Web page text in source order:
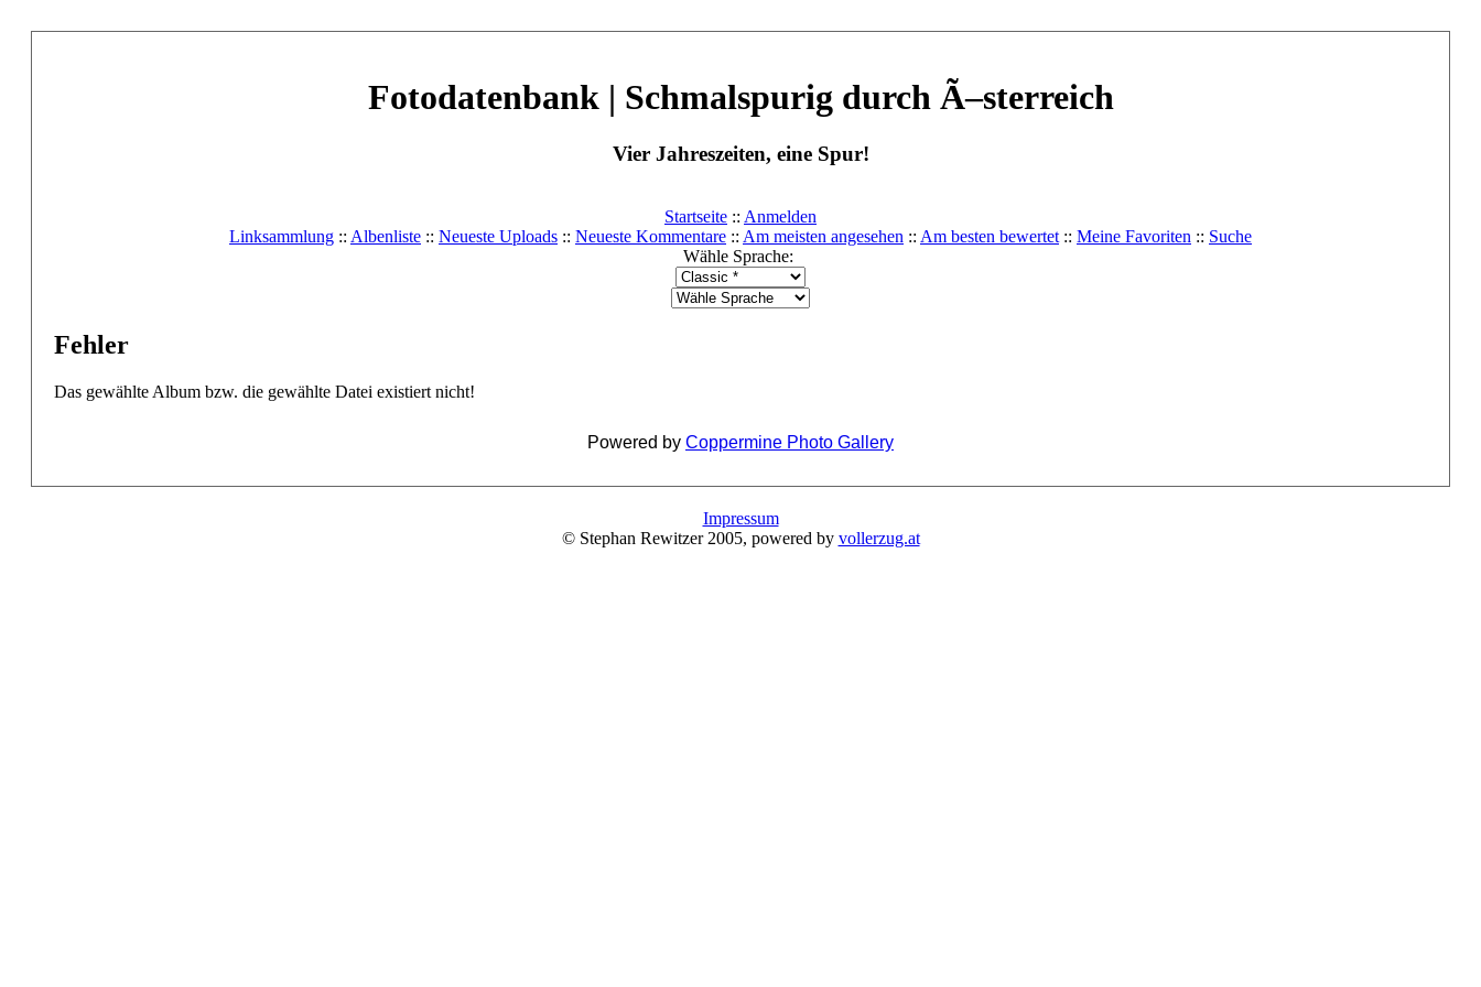
Fotodatenbank | Schmalspurig durch Ã–sterreich
Vier Jahreszeiten, eine Spur!
Startseite :: Anmelden
Linksammlung :: Albenliste :: Neueste Uploads :: Neueste Kommentare :: Am meisten angesehen :: Am besten bewertet :: Meine Favoriten :: Suche
Wähle Sprache:
Fehler
Das gewählte Album bzw. die gewählte Datei existiert nicht!
Powered by Coppermine Photo Gallery
Impressum
© Stephan Rewitzer 2005, powered by vollerzug.at